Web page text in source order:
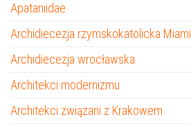
Apataniidae
Archidiecezja rzymskokatolicka Miami
Archidiecezja wrocławska
Architekci modernizmu
Architekci związani z Krakowem